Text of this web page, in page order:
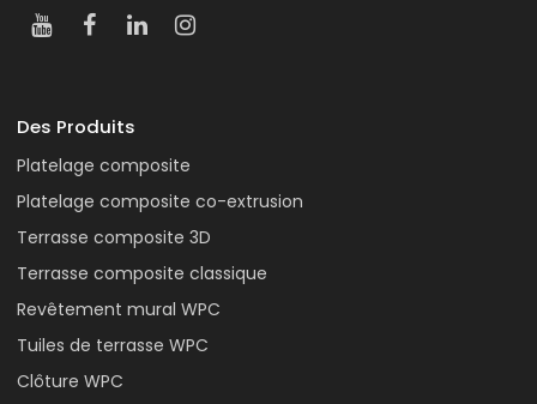
Des Produits
Platelage composite
Platelage composite co-extrusion
Terrasse composite 3D
Terrasse composite classique
Revêtement mural WPC
Tuiles de terrasse WPC
Clôture WPC